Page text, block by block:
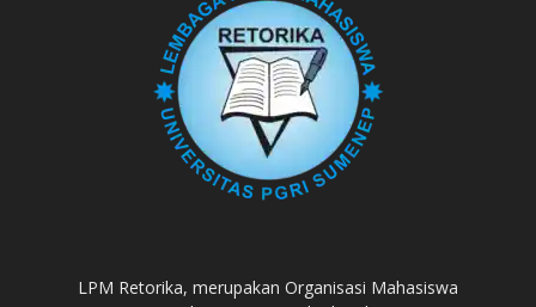
LPM Retorika, merupakan Organisasi Mahasiswa